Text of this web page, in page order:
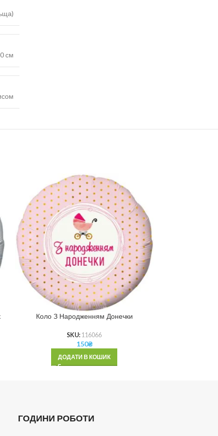
см
Коло З Народженням Донечки
SKU: 116066
150₴
ДОДАТИ В КОШИК
ГОДИНИ РОБОТИ